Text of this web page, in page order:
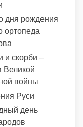
дня рождения
ортопеда
и скорби –
Великой
войны
Руси
день